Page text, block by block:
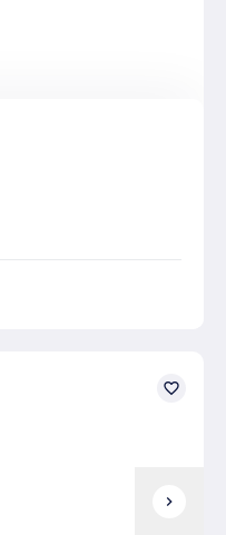
chevron_right
favorite_border